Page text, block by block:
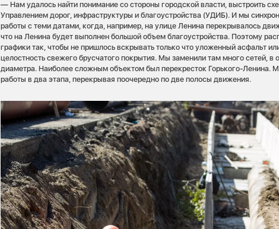
— Нам удалось найти понимание со стороны городской власти, выстроить
Управлением дорог, инфраструктуры и благоустройства (УДИБ). И мы
работы с теми датами, когда, например, на улице Ленина перекрывалось
что на Ленина будет выполнен большой объем благоустройства. Поэтому
графики так, чтобы не пришлось вскрывать только что уложенный асфальт
целостность свежего брусчатого покрытия. Мы заменили там много сетей, в
диаметра. Наиболее сложным объектом был перекресток Горького-Ленина.
работы в два этапа, перекрывая поочередно по две полосы движения.